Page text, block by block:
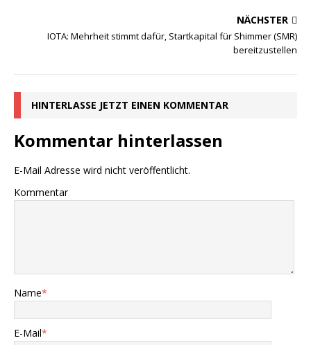
NÄCHSTER
IOTA: Mehrheit stimmt dafür, Startkapital für Shimmer (SMR)
bereitzustellen
HINTERLASSE JETZT EINEN KOMMENTAR
Kommentar hinterlassen
E-Mail Adresse wird nicht veröffentlicht.
Kommentar
Name*
E-Mail*